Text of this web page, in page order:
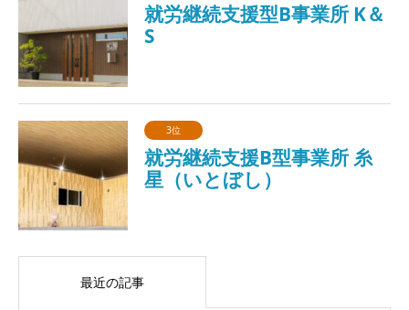
就労継続支援型B事業所 K＆
S
3位
就労継続支援B型事業所 糸
星（いとぼし）
最近の記事